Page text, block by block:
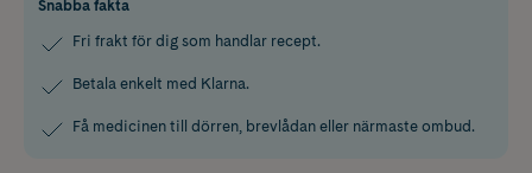
Snabba fakta
Fri frakt för dig som handlar recept.
Betala enkelt med Klarna.
Få medicinen till dörren, brevlådan eller närmaste ombud.